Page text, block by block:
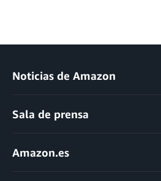
Noticias de Amazon
Sala de prensa
Amazon.es